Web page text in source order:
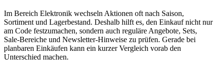
Im Bereich Elektronik wechseln Aktionen oft nach Saison,
Sortiment und Lagerbestand. Deshalb hilft es, den Einkauf nicht nur
am Code festzumachen, sondern auch reguläre Angebote, Sets,
Sale-Bereiche und Newsletter-Hinweise zu prüfen. Gerade bei
planbaren Einkäufen kann ein kurzer Vergleich vorab den
Unterschied machen.